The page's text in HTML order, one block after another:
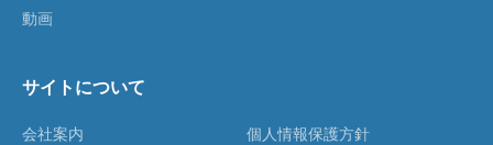
動画
サイトについて
会社案内
個人情報保護方針